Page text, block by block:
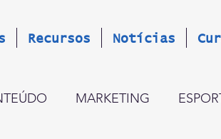
Recursos Notícias
MARKETING